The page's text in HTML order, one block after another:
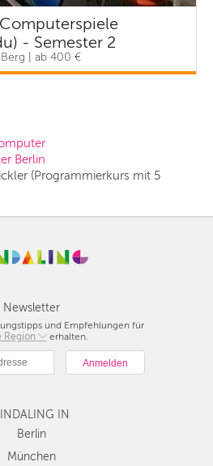
- Semester 2
| ab 400 €
Berlin
(Programmierkurs mit 5
Newsletter
und Empfehlungen für
Region
erhalten.
IN
Berlin
München